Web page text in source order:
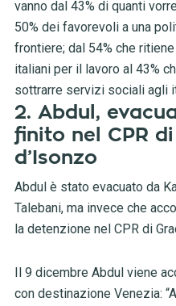
vanno dal 43% di quanti
50% dei favorevoli a una
frontiere; dal 54% che
italiani per il lavoro al 43%
sottrarre servizi sociali agli
2. Abdul,
finito nel CPR
d’Isonzo
Abdul è stato evacuato da
Talebani, ma invece che
la detenzione nel CPR di
Il 9 dicembre Abdul viene
con destinazione Venezia: